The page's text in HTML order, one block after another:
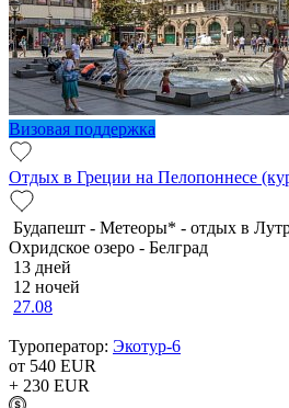
Визовая поддержка
Отдых в Греции на Пелопоннесе
Будапешт - Метеоры* - отдых в
Охридское озеро - Белград
13 дней
12 ночей
27.08
Туроператор: Экотур-6
от 540 EUR
+ 230 EUR